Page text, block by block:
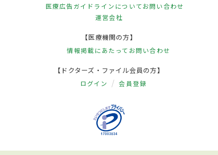
医療広告ガイドラインについてお問い合わせ
運営会社
【医療機関の方】
情報掲載にあたって お問い合わせ
【ドクターズ・ファイル会員の方】
ログイン 会員登録